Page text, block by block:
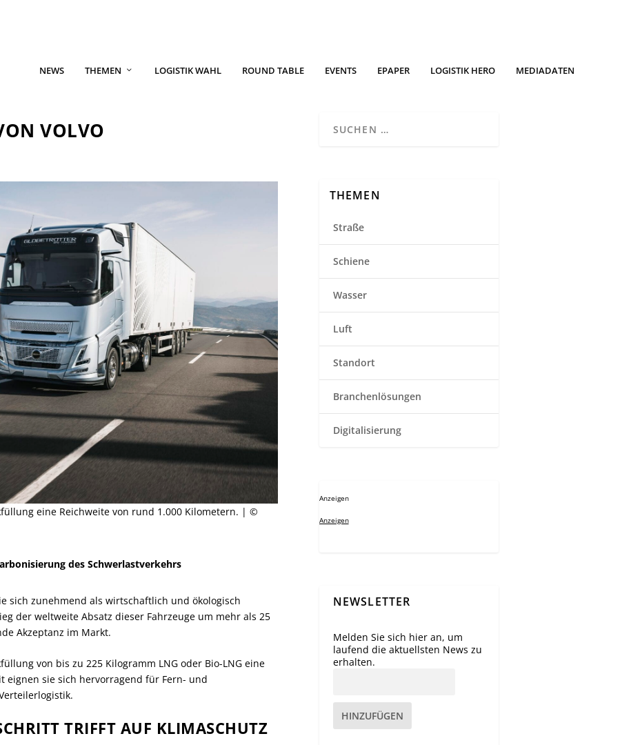
NEWS THEMEN LOGISTIK WAHL ROUND TABLE EVENTS EPAPER LOGISTIK HERO MEDIADATEN
VOLVO
eine Reichweite von rund 1.000 Kilometern. | ©
des Schwerlastverkehrs
sich zunehmend als wirtschaftlich und ökologisch
der weltweite Absatz dieser Fahrzeuge um mehr als 25
Akzeptanz im Markt.
von bis zu 225 Kilogramm LNG oder Bio-LNG eine
eignen sie sich hervorragend für Fern- und
TRIFFT AUF KLIMASCHUTZ
THEMEN
Straße
Schiene
Wasser
Luft
Standort
Branchenlösungen
Digitalisierung
Anzeigen
Anzeigen
NEWSLETTER
Melden Sie sich hier an, um
laufend die aktuellsten News zu
erhalten.
HINZUFÜGEN